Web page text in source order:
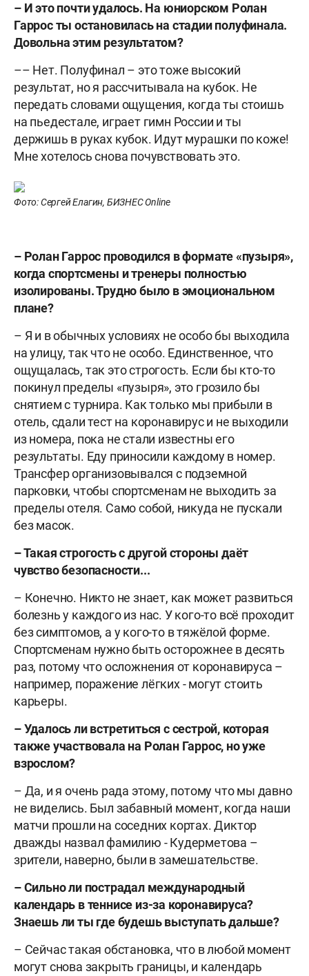
– И это почти удалось. На юниорском Ролан
Гаррос ты остановилась на стадии полуфинала.
Довольна этим результатом?
–– Нет. Полуфинал – это тоже высокий
результат, но я рассчитывала на кубок. Не
передать словами ощущения, когда ты стоишь
на пьедестале, играет гимн России и ты
держишь в руках кубок. Идут мурашки по коже!
Мне хотелось снова почувствовать это.
Фото: Сергей Елагин, БИЗНЕС Online
– Ролан Гаррос проводился в формате «пузыря»,
когда спортсмены и тренеры полностью
изолированы. Трудно было в эмоциональном
плане?
– Я и в обычных условиях не особо бы выходила
на улицу, так что не особо. Единственное, что
ощущалась, так это строгость. Если бы кто-то
покинул пределы «пузыря», это грозило бы
снятием с турнира. Как только мы прибыли в
отель, сдали тест на коронавирус и не выходили
из номера, пока не стали известны его
результаты. Еду приносили каждому в номер.
Трансфер организовывался с подземной
парковки, чтобы спортсменам не выходить за
пределы отеля. Само собой, никуда не пускали
без масок.
– Такая строгость с другой стороны даёт
чувство безопасности...
– Конечно. Никто не знает, как может развиться
болезнь у каждого из нас. У кого-то всё проходит
без симптомов, а у кого-то в тяжёлой форме.
Спортсменам нужно быть осторожнее в десять
раз, потому что осложнения от коронавируса –
например, поражение лёгких - могут стоить
карьеры.
– Удалось ли встретиться с сестрой, которая
также участвовала на Ролан Гаррос, но уже
взрослом?
– Да, и я очень рада этому, потому что мы давно
не виделись. Был забавный момент, когда наши
матчи прошли на соседних кортах. Диктор
дважды назвал фамилию - Кудерметова –
зрители, наверно, были в замешательстве.
– Сильно ли пострадал международный
календарь в теннисе из-за коронавируса?
Знаешь ли ты где будешь выступать дальше?
– Сейчас такая обстановка, что в любой момент
могут снова закрыть границы, и календарь